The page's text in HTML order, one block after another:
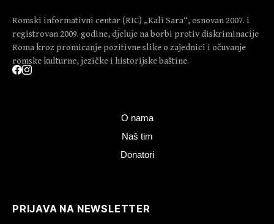
Romski informativni centar (RIC) „Kali Sara“, osnovan 2007. i
registrovan 2009. godine, djeluje na borbi protiv diskriminacije
Roma kroz promicanje pozitivne slike o zajednici i očuvanje
romske kulturne, jezičke i historijske baštine.
O nama
Naš tim
Donatori
PRIJAVA NA NEWSLETTER